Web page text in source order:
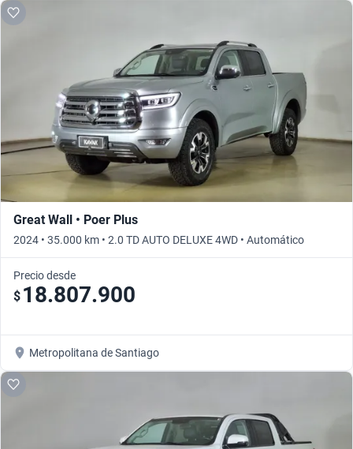
Great Wall • Poer Plus
2024 • 35.000 km • 2.0 TD AUTO DELUXE 4WD • Automático
Precio desde
$ 18.807.900
Metropolitana de Santiago